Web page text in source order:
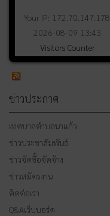
Your IP: 172.70.147.178
2026-08-09 13:43
Visitors Counter
ข่าวประกาศ
เทศบาลตำบลนาแก้ว
ข่าวประชาสัมพันธ์
ข่าวจัดซื้อจัดจ้าง
ข่าวสมัครงาน
ติดต่อเรา
Q&Aเว็บบอร์ด